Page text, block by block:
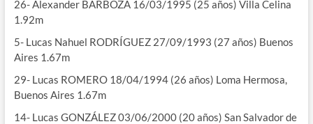
26- Alexander BARBOZA 16/03/1995 (25 años) Villa Celina
1.92m
5- Lucas Nahuel RODRÍGUEZ 27/09/1993 (27 años) Buenos
Aires 1.67m
29- Lucas ROMERO 18/04/1994 (26 años) Loma Hermosa,
Buenos Aires 1.67m
14- Lucas GONZÁLEZ 03/06/2000 (20 años) San Salvador de